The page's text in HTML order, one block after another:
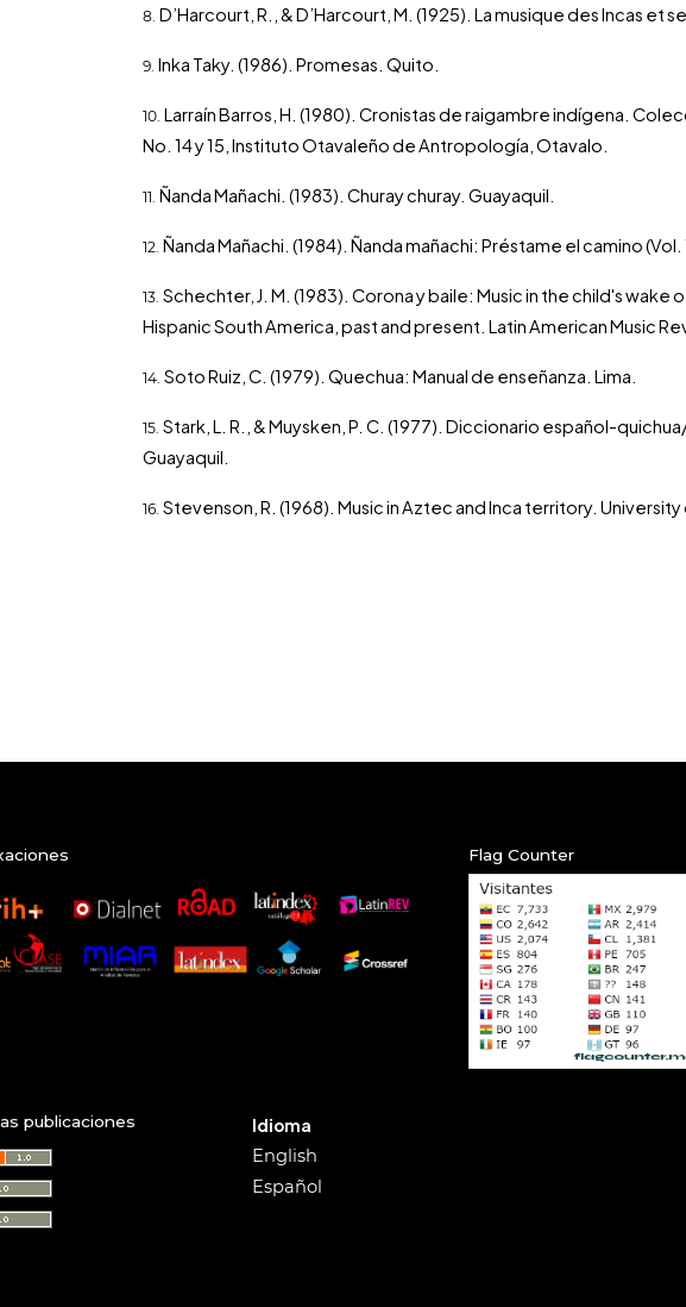
D’Harcourt, R., & D’Harcourt, M. (1925). La musique des Incas et
Inka Taky. (1986). Promesas. Quito.
Larraín Barros, H. (1980). Cronistas de raigambre indígena.
No. 14 y 15, Instituto Otavaleño de Antropología, Otavalo.
Ñanda Mañachi. (1983). Churay churay. Guayaquil.
Ñanda Mañachi. (1984). Ñanda mañachi: Préstame el camino (Vol.
Schechter, J. M. (1983). Corona y baile: Music in the child's wake
Hispanic South America, past and present. Latin American Music
Soto Ruiz, C. (1979). Quechua: Manual de enseñanza. Lima.
Stark, L. R., & Muysken, P. C. (1977). Diccionario español-
Guayaquil.
Stevenson, R. (1968). Music in Aztec and Inca territory.
Flag Counter
publicaciones Idioma
English
Español